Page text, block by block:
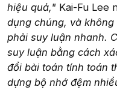
hiệu quả," Kai-Fu Lee
dụng chúng, và
phải suy luận nhanh.
suy luận bằng cách
đổi bài toán tính toán
dựng bộ nhớ đệm